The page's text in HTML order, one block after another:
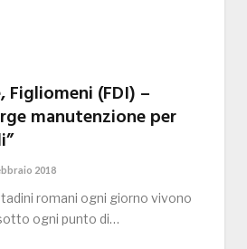
Figliomeni (FDI) –
manutenzione per
2018
romani ogni giorno vivono
ogni punto di…